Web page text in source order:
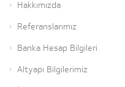
Hakkımızda
Referanslarımız
Banka Hesap Bilgileri
Altyapı Bilgilerimiz